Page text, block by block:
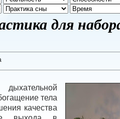
для
тела
качества